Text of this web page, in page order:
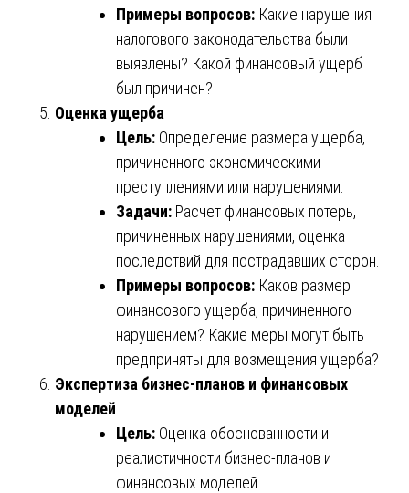
Примеры вопросов: Какие нарушения
налогового законодательства были
выявлены? Какой финансовый ущерб
был причинен?
Оценка ущерба
Цель: Определение размера ущерба,
причиненного экономическими
преступлениями или нарушениями.
Задачи: Расчет финансовых потерь,
причиненных нарушениями, оценка
последствий для пострадавших сторон.
Примеры вопросов: Каков размер
финансового ущерба, причиненного
нарушением? Какие меры могут быть
предприняты для возмещения ущерба?
Экспертиза бизнес-планов и финансовых
моделей
Цель: Оценка обоснованности и
реалистичности бизнес-планов и
финансовых моделей.